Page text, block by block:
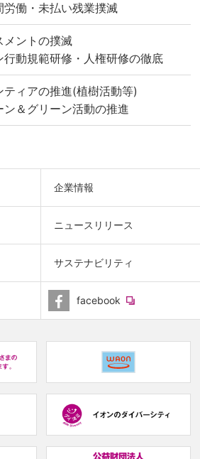
労働・未払い残業撲滅
メントの撲滅
行動規範研修・人権研修の徹底
ティアの推進(植樹活動等)
ン＆グリーン活動の推進
企業情報
ニュースリリース
サステナビリティ
facebook (new
window.)
(new
window.)